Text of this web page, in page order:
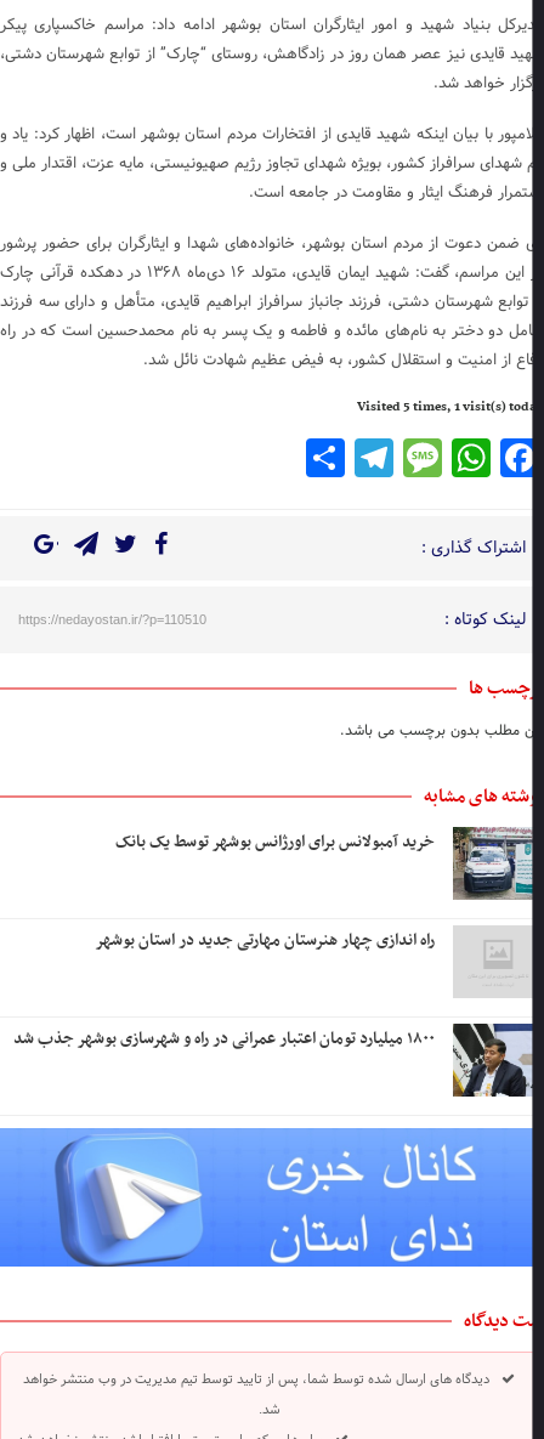
بنیاد شهید و امور ایثارگران استان بوشهر ادامه داد: مراسم خاکسپاری پیکر
قایدی نیز عصر همان روز در زادگاهش، روستای “چارک” از توابع شهرستان دشتی،
خواهد شد.
با بیان اینکه شهید قایدی از افتخارات مردم استان بوشهر است، اظهار کرد: یاد و
شهدای سرافراز کشور، بویژه شهدای تجاوز رژیم صهیونیستی، مایه عزت، اقتدار ملی و
فرهنگ ایثار و مقاومت در جامعه است.
ضمن دعوت از مردم استان بوشهر، خانواده‌های شهدا و ایثارگران برای حضور پرشور
در این مراسم، گفت: شهید ایمان قایدی، متولد ۱۶ دی‌ماه ۱۳۶۸ در دهکده قرآنی چارک
توابع شهرستان دشتی، فرزند جانباز سرافراز ابراهیم قایدی، متأهل و دارای سه فرزند
دو دختر به نام‌های مائده و فاطمه و یک پسر به نام محمدحسین است که در راه
از امنیت و استقلال کشور، به فیض عظیم شهادت نائل شد.
Visited 5 times, 1 visit(s)
Facebook
WhatsApp
Message
Telegram
Share
اشتراک گذاری :
لینک کوتاه : https://nedayostan.ir/?p=110510
ها
مطلب بدون برچسب می باشد.
های مشابه
خرید آمبولانس برای اورژانس بوشهر توسط یک بانک
راه اندازی چهار هنرستان مهارتی جدید در استان بوشهر
۱۸۰۰ میلیارد تومان اعتبار عمرانی در راه و شهرسازی بوشهر جذب شد
دیدگاه
دیدگاه های ارسال شده توسط شما، پس از تایید توسط تیم مدیریت در وب منتشر خواهد
شد.